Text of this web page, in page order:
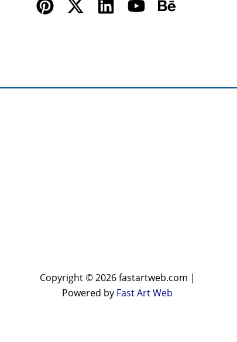
Copyright © 2026 fastartweb.com |
Powered by Fast Art Web